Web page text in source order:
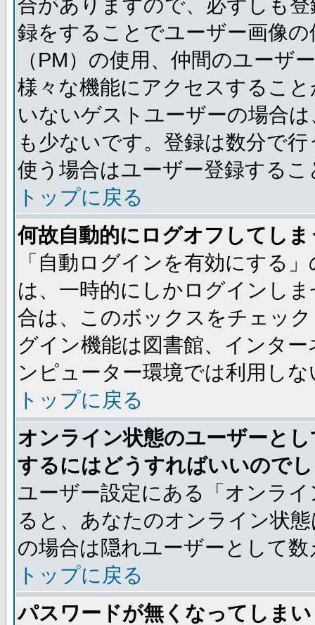
合がありますので、必ずしも
録をすることでユーザー画像
（PM）の使用、仲間のユーザ
様々な機能にアクセスするこ
いないゲストユーザーの場合
も少ないです。登録は数分で
使う場合はユーザー登録する
トップに戻る
何故自動的にログオフしてし
「自動ログインを有効にする
は、一時的にしかログインし
合は、このボックスをチェッ
グイン機能は図書館、インタ
ンピューター環境では利用し
トップに戻る
オンライン状態のユーザーと
するにはどうすればいいので
ユーザー設定にある「オンラ
ると、あなたのオンライン状
の場合は隠れユーザーとして
トップに戻る
パスワードが無くなってしま